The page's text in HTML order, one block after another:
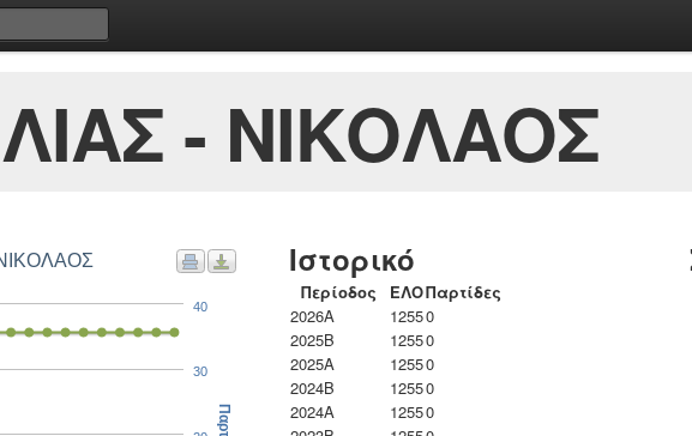
- ΝΙΚΟΛΑΟΣ
30
40
Ιστορικό
Περίοδος ΕΛΟΠαρτίδες
2026A
12550
2025B
12550
2025A
12550
2024B
12550
2024A
12550